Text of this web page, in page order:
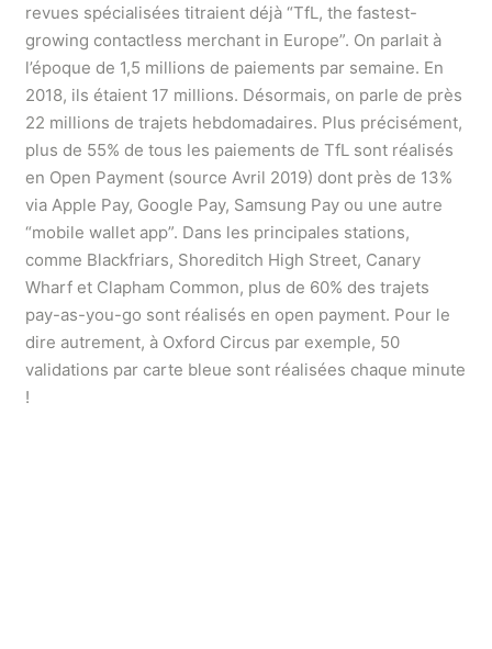
revues spécialisées titraient déjà “TfL, the fastest-
growing contactless merchant in Europe”. On parlait à
l’époque de 1,5 millions de paiements par semaine. En
2018, ils étaient 17 millions. Désormais, on parle de près
22 millions de trajets hebdomadaires. Plus précisément,
plus de 55% de tous les paiements de TfL sont réalisés
en Open Payment (source Avril 2019) dont près de 13%
via Apple Pay, Google Pay, Samsung Pay ou une autre
“mobile wallet app”. Dans les principales stations,
comme Blackfriars, Shoreditch High Street, Canary
Wharf et Clapham Common, plus de 60% des trajets
pay-as-you-go sont réalisés en open payment. Pour le
dire autrement, à Oxford Circus par exemple, 50
validations par carte bleue sont réalisées chaque minute
!